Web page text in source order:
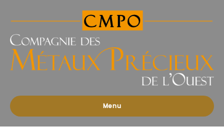
des
Précieux
l'Ouest
Menu